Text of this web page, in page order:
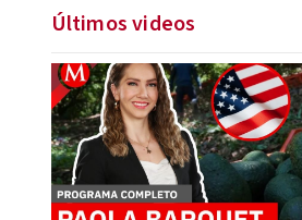
Últimos videos